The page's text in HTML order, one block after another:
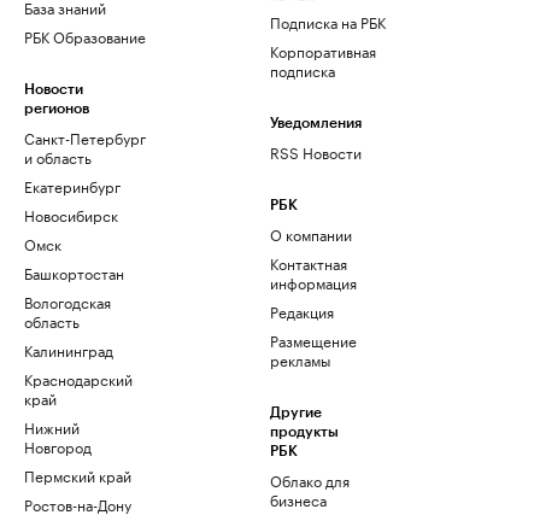
База знаний
РБК Образование
Новости
регионов
Санкт-Петербург
и область
Екатеринбург
Новосибирск
Омск
Башкортостан
Вологодская
область
Калининград
Краснодарский
край
Нижний
Новгород
Пермский край
Ростов-на-Дону
Подписка на РБК
Корпоративная
подписка
Уведомления
RSS Новости
РБК
О компании
Контактная
информация
Редакция
Размещение
рекламы
Другие
продукты
РБК
Облако для
бизнеса